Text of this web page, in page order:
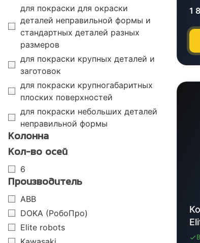
для покраски для окраски
деталей неправильной формы и
стандартных деталей разных
размеров
для покраски крупных деталей и
заготовок
для покраски крупногабаритных
плоских поверхностей
для покраски небольших деталей
неправильной формы
Колонна
Кол-во осей
6
Производитель
ABB
DOKA (РобоПро)
Elite robots
1